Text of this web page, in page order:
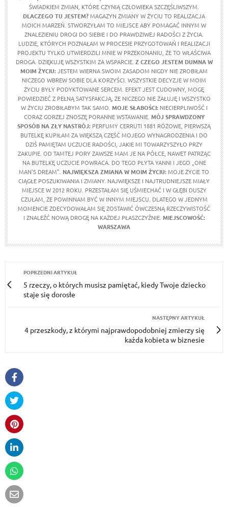
ŚWIADKIEM ZMIAN, KTÓRE CZYNIĄ CZŁOWIEKA SZCZĘŚLIWSZYM.
DLACZEGO TU JESTEM?MAGAZYN ZMIANY W ŻYCIU TO REALIZACJA
MOICH MARZEŃ. STWORZYŁAM TO MIEJSCE ABY POMAGAĆ INNYM W
ZNALEZIENIU DROGI DO SIEBIE I DO PRAWDZIWEJ RADOŚCI Z ŻYCIA.
LUDZIE, KTÓRYCH POZNAŁAM W PROCESIE PRZYGOTOWAŃ I REALIZACJI
PROJEKTU TYLKO UTWIERDZILI MNIE W PRZEKONANIU, ŻE TO WŁAŚCIWA
DROGA. DZIĘKUJĘ WSZYSTKIM ZA WSPARCIE. Z CZEGO JESTEM DUMNA W
MOIM ŻYCIU:JESTEM WIERNA SWOIM ZASADOM NIGDY NIE ZROBIŁAM
NICZEGO WBREW SOBIE DLA KORZYŚCI. WSZYSTKIE DECYZJE W MOIM
ŻYCIU BYŁY PODYKTOWANE SERCEM. EFEKT JEST CUDOWNY, MOGĘ
POWIEDZIEĆ Z PEŁNĄ SATYSFAKCJĄ, ŻE NICZEGO NIE ŻAŁUJĘ I WSZYSTKO
W ŻYCIU ZROBIŁABYM TAK SAMO. MOJE SŁABOŚCI:NIECIERPLIWOŚĆ I
CORAZ GORZEJ ZNOSZĘ PORANNE WSTAWANIE. MÓJ SPRAWDZONY
SPOSÓB NA ZŁY NASTRÓJ: PERFUMY CERRUTI 1881 RÓŻOWE, PIERWSZĄ
BUTELKĘ KUPIŁAM ZA WIĘKSZĄ CZĘŚĆ MOJEGO WYNAGRODZENIA I DO
DZIŚ PAMIĘTAM UCZUCIE RADOŚCI, JAKIE MI TOWARZYSZYŁO PRZY
ZAKUPIE. OD TAMTEJ PORY ZAWSZE MAM JE NA PÓŁCE, NAWET PATRZĄC
NA BUTELKĘ UCZUCIE POWRACA. DO TEGO PŁYTA YANNI I JEGO „ONE
MAN'S DREAM”. NAJWIĘKSZA ZMIANA W MOIM ŻYCIU:MOJE ŻYCIE TO
CIĄGŁE POSZUKIWANIA I ZMIANY. NAJWIĘKSZE I NAJTRUDNIEJSZE MIAŁY
MIEJSCE W 2012 ROKU. PRZESTAŁAM SIĘ UŚMIECHAĆ I W GŁĘBI DUSZY
CZUŁAM, ŻE POWINNAM BYĆ W INNYM MIEJSCU. DLATEGO W JEDNYM
MOMENCIE ZDECYDOWAŁAM SIĘ ZOSTAWIĆ ÓWCZESNĄ RZECZYWISTOŚĆ
I ZNALEŹĆ NOWĄ DROGĘ NA KAŻDEJ PŁASZCZYŹNIE. MIEJSCOWOŚĆ:
WARSZAWA
POPRZEDNI ARTYKUŁ
5 rzeczy, o których musisz pamiętać, kiedy Twoje dziecko
staje się dorosłe
NASTĘPNY ARTYKUŁ
4 przeszkody, z którymi najprawdopodobniej zmierzy się
każda kobieta w biznesie